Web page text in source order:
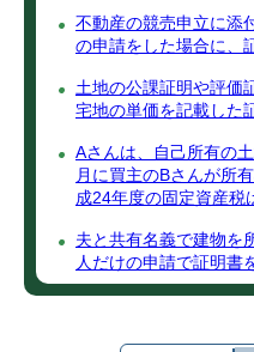
不動産の競売申立に添
の申請をした場合に、
土地の公課証明や評価
宅地の単価を記載した
Aさんは、自己所有の
月に買主のBさんが所
成24年度の固定資産税
夫と共有名義で建物を
人だけの申請で証明書